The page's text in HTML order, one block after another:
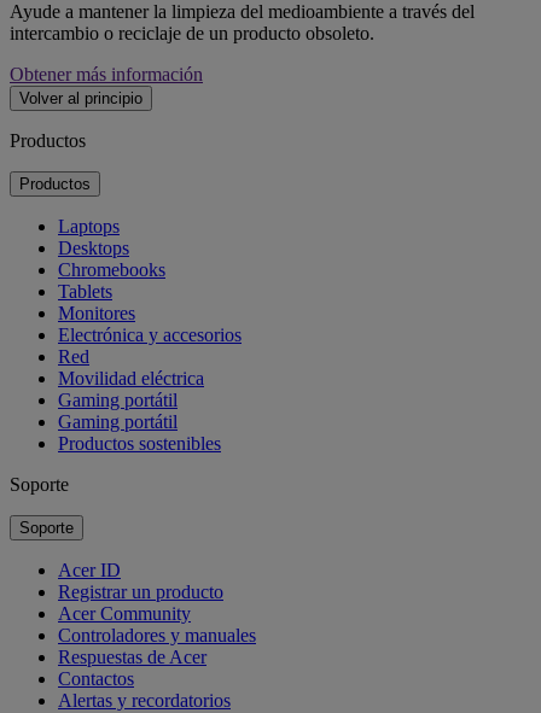
Ayude a mantener la limpieza del medioambiente a través del
intercambio o reciclaje de un producto obsoleto.
Obtener más información
Volver al principio
Productos
Productos
Laptops
Desktops
Chromebooks
Tablets
Monitores
Electrónica y accesorios
Red
Movilidad eléctrica
Gaming portátil
Gaming portátil
Productos sostenibles
Soporte
Soporte
Acer ID
Registrar un producto
Acer Community
Controladores y manuales
Respuestas de Acer
Contactos
Alertas y recordatorios